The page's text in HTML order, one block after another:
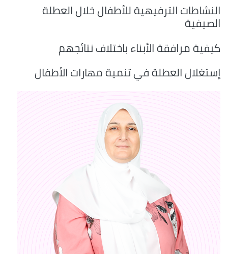
النشاطات الترفيهية للأطفال خلال العطلة
الصيفية
كيفية مرافقة الأبناء باختلاف نتائجهم
إستغلال العطلة في تنمية مهارات الأطفال